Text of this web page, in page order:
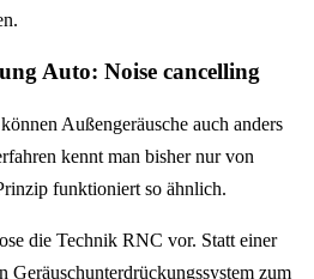
Auto: Noise cancelling
Außengeräusche auch anders
kennt man bisher nur von
funktioniert so ähnlich.
die Technik RNC vor. Statt einer
Geräuschunterdrückungssystem zum